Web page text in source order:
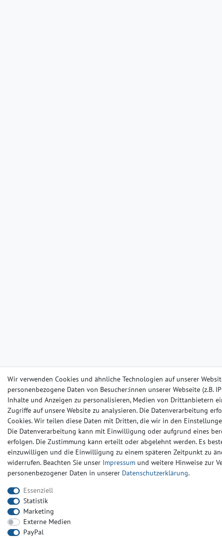
Wir verwenden Cookies und ähnliche Technologien auf unserer
personenbezogene Daten von Besucher:innen unserer Webseite (z.B.
Inhalte und Anzeigen zu personalisieren, Medien von Drittanbietern
Zugriffe auf unsere Website zu analysieren. Die Datenverarbeitung
Cookies. Wir teilen diese Daten mit Dritten, die wir in den
Die Datenverarbeitung kann mit Einwilligung oder aufgrund eines
erfolgen. Die Zustimmung kann erteilt oder abgelehnt werden. Es
einzuwilligen und die Einwilligung zu einem späteren Zeitpunkt zu
widerrufen. Beachten Sie unser Impressum und weitere Hinweise zur
personenbezogener Daten in unserer Daten­schutz­erklärung.
Essenziell
Statistik
Marketing
Externe Medien
PayPal